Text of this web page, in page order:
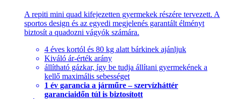
A repiti mini quad kifejezetten gyermekek részére tervezett. A
sportos design és az egyedi megjelenés garantált élményt
biztosít a quadozni vágyók számára.
4 éves kortól és 80 kg alatt bárkinek ajánljuk
Kiváló ár-érték arány
állítható gázkar, így be tudja állítani gyermekének a
kellő maximális sebességet
1 év garancia a járműre – szervízháttér
garanciaidőn túl is biztosított